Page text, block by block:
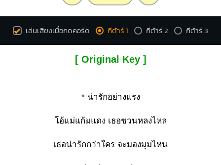
เล่นเสียงเมื่อกดคอร์ด กีต้าร์ 1 กีต้าร์ 2 กีต้าร์ 3
[ Original Key ]
* น่ารักอย่างแรง
โอ้แม่แก้มแดง เธอชวนหลงไหล
เธอน่ารักกว่าใคร จะมองมุมไหน